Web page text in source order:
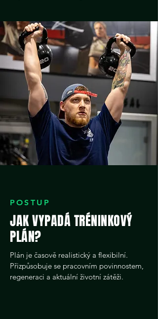
POSTUP
JAK VYPADÁ TRÉNINKOVÝ
PLÁN?
Plán je časově realistický a flexibilní.
Přizpůsobuje se pracovním povinnostem,
regeneraci a aktuální životní zátěži.